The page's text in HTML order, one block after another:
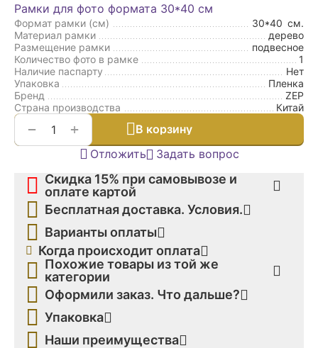
Рамки для фото формата 30*40 см
Формат рамки (см) 30*40 см.
Материал рамки
дерево
Размещение рамки
подвесное
Количество фото в рамке
1
Наличие паспарту
Нет
Упаковка
Пленка
Бренд
ZEP
Страна производства
Китай
+
−
В корзину
Отложить
Задать вопрос
Скидка 15% при самовывозе и
оплате картой
Бесплатная доставка. Условия.
Варианты оплаты
Когда происходит оплата
Похожие товары из той же
категории
Оформили заказ. Что дальше?
Упаковка
Наши преимущества